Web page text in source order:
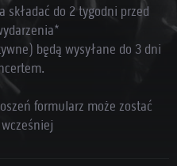
składać do 2 tygodni przed
będą wysyłane do 3 dni
formularz może zostać